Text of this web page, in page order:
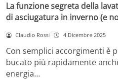
La funzione segreta della
di asciugatura in inverno (e
Claudio Rossi 4 Dicembre 2025
Con semplici accorgimenti è
bucato più rapidamente
energia…